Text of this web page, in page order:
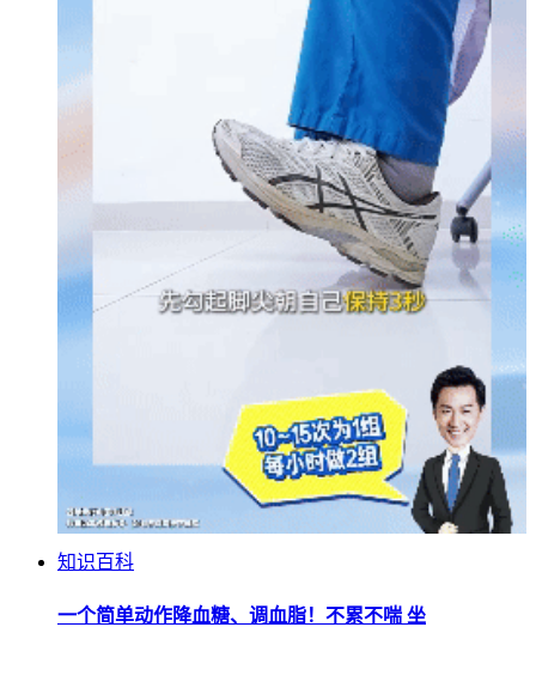
知识百科
一个简单动作降血糖、调血脂！不累不喘 坐